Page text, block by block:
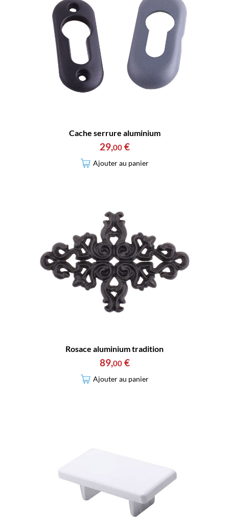
Cache serrure aluminium
29,00 €
Ajouter au panier
Rosace aluminium tradition
89,00 €
Ajouter au panier